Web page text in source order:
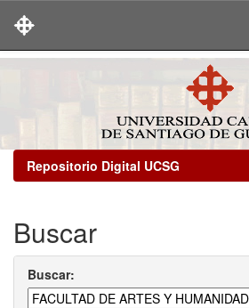
Repositorio Digital UCSG
Buscar
Buscar: